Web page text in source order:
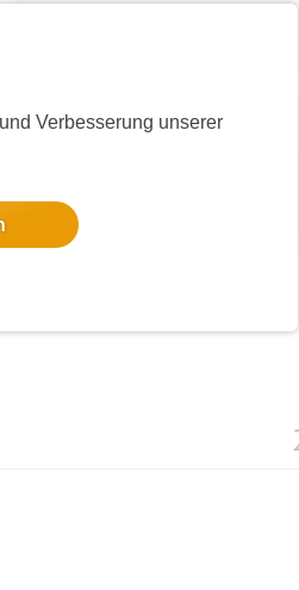
Verbesserung unserer